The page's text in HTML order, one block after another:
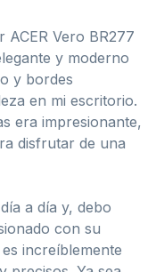
Vero BR277
y moderno
y bordes
en mi escritorio.
era impresionante,
disfrutar de una
a día y, debo
con su
increíblemente